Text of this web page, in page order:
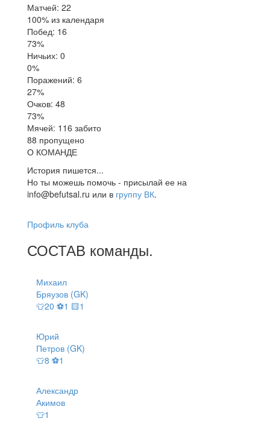
Матчей: 22
100% из календаря
Побед: 16
73%
Ничьих: 0
0%
Поражений: 6
27%
Очков: 48
73%
Мячей: 116 забито
88 пропущено
О КОМАНДЕ
История пишется...
Но ты можешь помочь - присылай ее на
info@befutsal.ru или в группу ВК.
Профиль клуба
СОСТАВ команды.
Михаил
Бряузов (GK)
👕20 ⚽1 🟨1
Юрий
Петров (GK)
👕8 ⚽1
Александр
Акимов
👕1